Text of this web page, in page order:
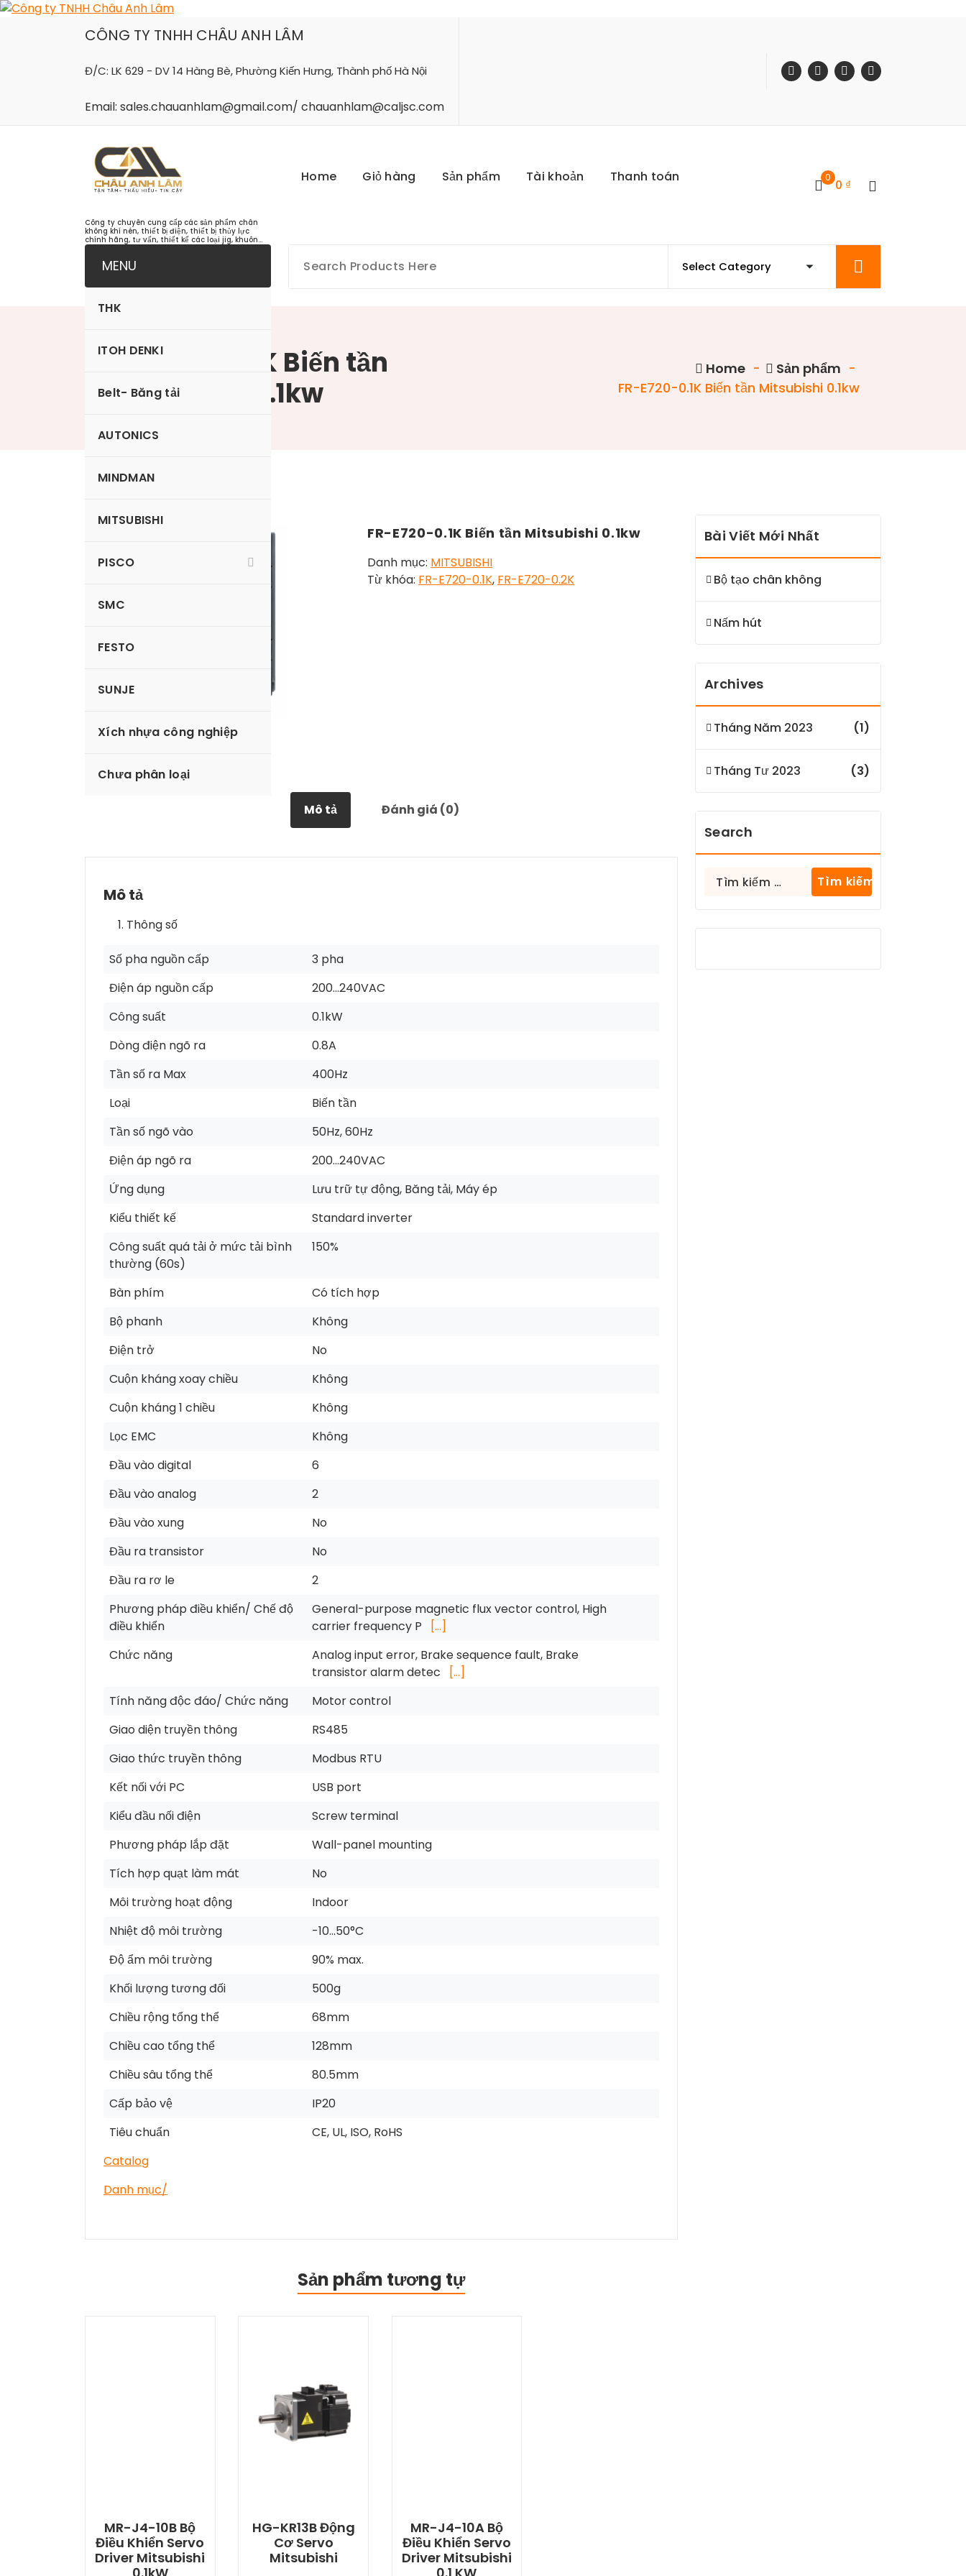
Skip
CÔNG TY TNHH CHÂU ANH LÂM
Đ/C: LK 629 - DV 14 Hàng Bè, Phường Kiến Hưng, Thành phố Hà Nội
Email: sales.chauanhlam@gmail.com/ chauanhlam@caljsc.com
Công ty chuyên cung cấp các sản phẩm chân
không khí nén, thiết bị điện, thiết bị thủy lực
chính hãng, tư vấn, thiết kế các loại jig, khuôn...
Home Giỏ hàng Sản phẩm Tài khoản Thanh toán 0 0 ₫
MENU
THK
ITOH DENKI
Belt- Băng tải
AUTONICS
MINDMAN
MITSUBISHI
PISCO
SMC
FESTO
SUNJE
Xích nhựa công nghiệp
Chưa phân loại
FR-E720-0.1K Biến tần
Mitsubishi 0.1kw
Home - Sản phẩm -
FR-E720-0.1K Biến tần Mitsubishi 0.1kw
FR-E720-0.1K Biến tần Mitsubishi 0.1kw
Danh mục: MITSUBISHI
Từ khóa: FR-E720-0.1K, FR-E720-0.2K
Mô tả Đánh giá (0)
Mô tả
Thông số
Số pha nguồn cấp
3 pha
Điện áp nguồn cấp
200…240VAC
Công suất
0.1kW
Dòng điện ngõ ra
0.8A
Tần số ra Max
400Hz
Loại
Biến tần
Tần số ngõ vào
50Hz, 60Hz
Điện áp ngõ ra
200…240VAC
Ứng dụng
Lưu trữ tự động, Băng tải, Máy ép
Kiểu thiết kế
Standard inverter
Công suất quá tải ở mức tải bình
thường (60s)
150%
Bàn phím
Có tích hợp
Bộ phanh
Không
Điện trở
No
Cuộn kháng xoay chiều
Không
Cuộn kháng 1 chiều
Không
Lọc EMC
Không
Đầu vào digital
6
Đầu vào analog
2
Đầu vào xung
No
Đầu ra transistor
No
Đầu ra rơ le
2
Phương pháp điều khiển/ Chế độ
điều khiển
General-purpose magnetic flux vector control, High
carrier frequency P
[…]
Chức năng
Analog input error, Brake sequence fault, Brake
transistor alarm detec
[…]
Tính năng độc đáo/ Chức năng
Motor control
Giao diện truyền thông
RS485
Giao thức truyền thông
Modbus RTU
Kết nối với PC
USB port
Kiểu đầu nối điện
Screw terminal
Phương pháp lắp đặt
Wall-panel mounting
Tích hợp quạt làm mát
No
Môi trường hoạt động
Indoor
Nhiệt độ môi trường
-10…50°C
Độ ẩm môi trường
90% max.
Khối lượng tương đối
500g
Chiều rộng tổng thể
68mm
Chiều cao tổng thể
128mm
Chiều sâu tổng thể
80.5mm
Cấp bảo vệ
IP20
Tiêu chuẩn
CE, UL, ISO, RoHS
Catalog
Danh mục/
Sản phẩm tương tự
MR-J4-10B Bộ
Điều Khiển Servo
Driver Mitsubishi
HG-KR13B Động
Cơ Servo
Mitsubishi
MR-J4-10A Bộ
Điều Khiển Servo
Driver Mitsubishi
Bài Viết Mới Nhất
Bộ tạo chân không
Nấm hút
Archives
Tháng Năm 2023 (1)
Tháng Tư 2023 (3)
Search
Tìm